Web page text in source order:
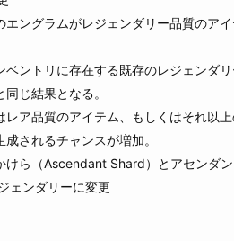
エングラムがレジェンダリー品質のア
ベントリに存在する既存のレジェンダ
じ結果となる。
ア品質のアイテム、もしくはそれ以上
されるチャンスが増加。
けら（Ascendant Shard）とアセンダ
ェンダリーに変更